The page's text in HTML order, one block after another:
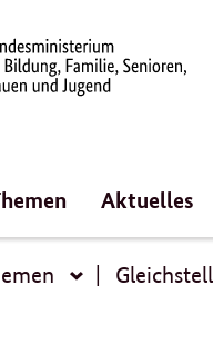
Aktuelles
Themen